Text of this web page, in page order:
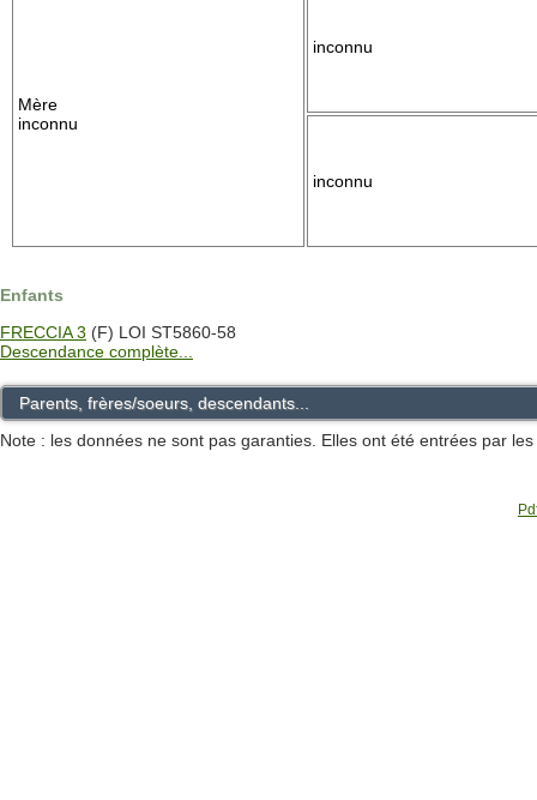
Mère
inconnu
inconnu
inconnu
Enfants
FRECCIA 3 (F) LOI ST5860-58
Descendance complète...
Parents, frères/soeurs, descendants...
Note : les données ne sont pas garanties. Elles ont été entrées par